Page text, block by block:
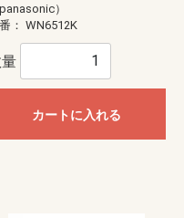
panasonic）
： WN6512K
カートに入れる